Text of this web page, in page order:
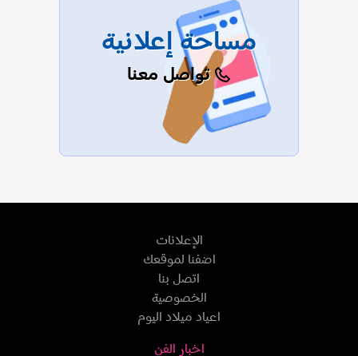
مساحة إعلانية
تواصل معنا
الإعلانات
اضفنا لموقعك
اتصل بنا
الخصوصية
اعياد ميلاد اليوم
اخبار الفن